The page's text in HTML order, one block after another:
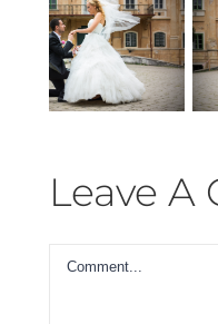
The
Prize
Leave
Comment